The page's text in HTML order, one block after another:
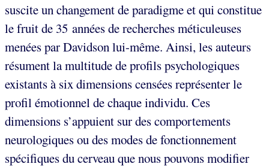
suscite un changement de paradigme et qui constitue
le fruit de 35 années de recherches méticuleuses
menées par Davidson lui-même. Ainsi, les auteurs
résument la multitude de profils psychologiques
existants à six dimensions censées représenter le
profil émotionnel de chaque individu. Ces
dimensions s’appuient sur des comportements
neurologiques ou des modes de fonctionnement
spécifiques du cerveau que nous pouvons modifier